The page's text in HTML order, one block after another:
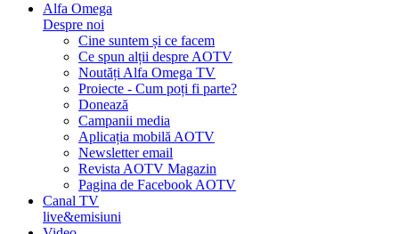
Alfa Omega
Despre noi
Cine suntem și ce facem
Ce spun alții despre AOTV
Noutăți Alfa Omega TV
Proiecte - Cum poți fi parte?
Donează
Campanii media
Aplicația mobilă AOTV
Newsletter email
Revista AOTV Magazin
Pagina de Facebook AOTV
Canal TV
live&emisiuni